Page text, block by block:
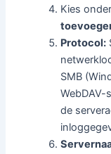
Kies
Protocol:
SMB
WebDAV-
de